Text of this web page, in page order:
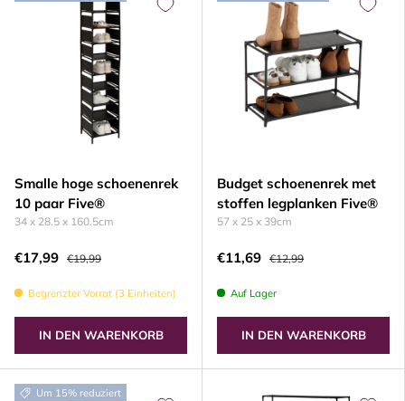
Smalle hoge schoenenrek
10 paar Five®
34 x 28.5 x 160.5cm
€17,99 €19,99
Begrenzter Vorrat (3 Einheiten)
IN DEN WARENKORB
Budget schoenenrek met
stoffen legplanken Five®
57 x 25 x 39cm
€11,69 €12,99
Auf Lager
IN DEN WARENKORB
Um 15% reduziert